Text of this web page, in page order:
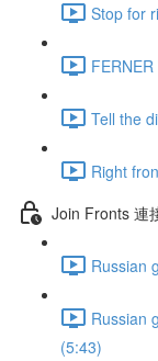
Stop for
Tell the
Right
Join Fronts 連
Russian
Russian
(5:43)